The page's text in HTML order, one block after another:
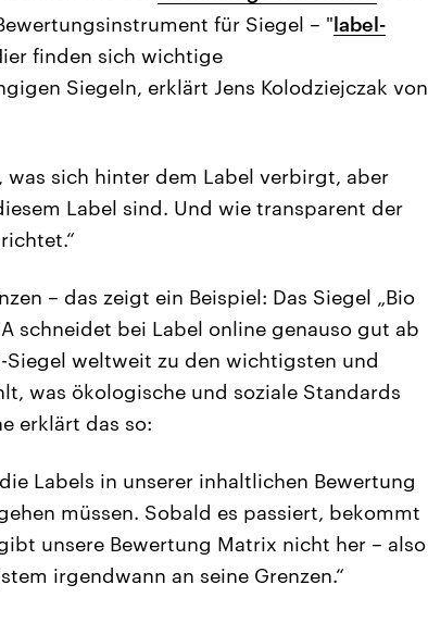
für Siegel – "label-
finden sich wichtige
Siegeln, erklärt Jens Kolodziejczak von
was sich hinter dem Label verbirgt, aber
Label sind. Und wie transparent der
– das zeigt ein Beispiel: Das Siegel „Bio
schneidet bei Label online genauso gut ab
Siegel weltweit zu den wichtigsten und
was ökologische und soziale Standards
erklärt das so:
Labels in unserer inhaltlichen Bewertung
müssen. Sobald es passiert, bekommt
unsere Bewertung Matrix nicht her – also
irgendwann an seine Grenzen.“